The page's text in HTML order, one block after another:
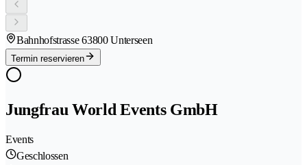
Bahnhofstrasse 63800 Unterseen
Termin reservieren
Jungfrau World Events GmbH
Events
Geschlossen